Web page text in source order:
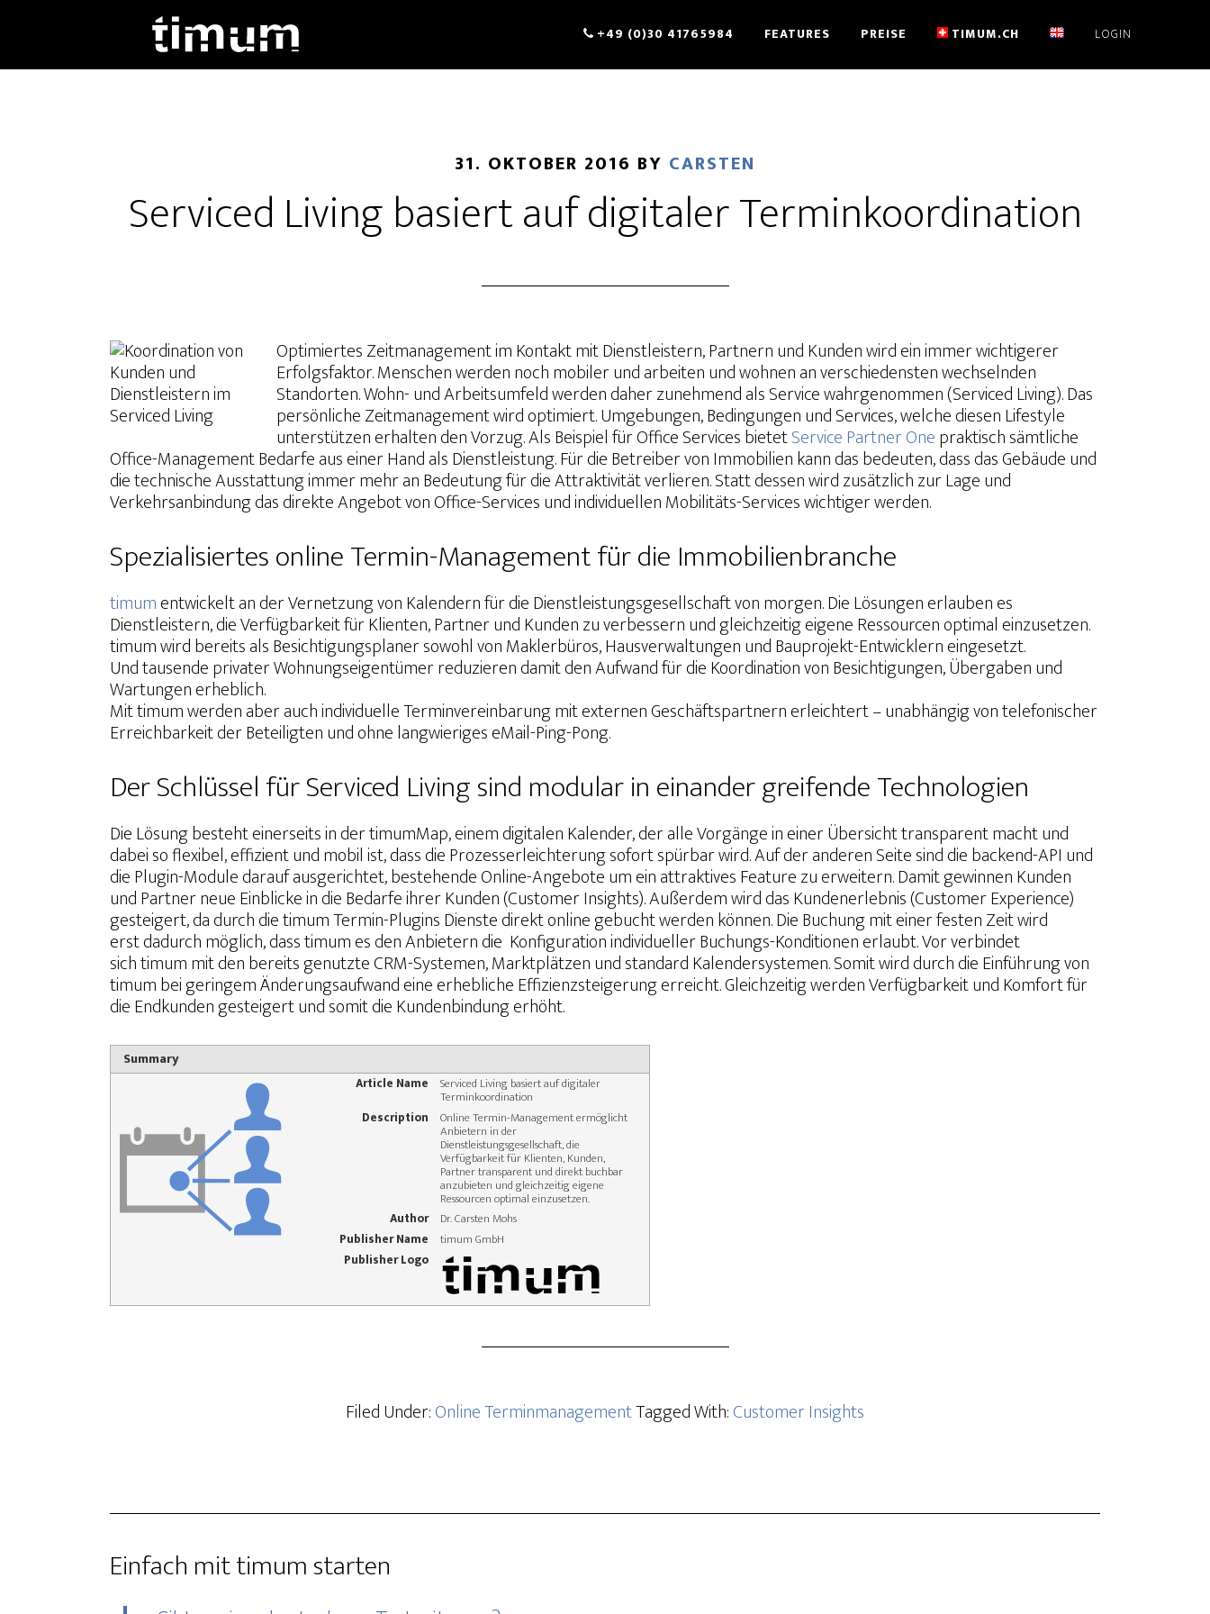
content
+49 (0)30 41765984 FEATURES PREISE TIMUM.CH LOGIN
31. OKTOBER 2016 BY CARSTEN
Serviced Living basiert auf digitaler Terminkoordination
Optimiertes Zeitmanagement im Kontakt mit Dienstleistern, Partnern und Kunden wird ein immer wichtigerer
Erfolgsfaktor. Menschen werden noch mobiler und arbeiten und wohnen an verschiedensten wechselnden
Standorten. Wohn- und Arbeitsumfeld werden daher zunehmend als Service wahrgenommen (Serviced Living). Das
persönliche Zeitmanagement wird optimiert. Umgebungen, Bedingungen und Services, welche diesen Lifestyle
unterstützen erhalten den Vorzug. Als Beispiel für Office Services bietetService Partner Onepraktisch sämtliche
Office-Management Bedarfe aus einer Hand als Dienstleistung. Für die Betreiber von Immobilien kann das bedeuten, dass das Gebäude und
die technische Ausstattung immer mehr an Bedeutung für die Attraktivität verlieren. Statt dessen wird zusätzlich zur Lage und
Verkehrsanbindung das direkte Angebot von Office-Services und individuellen Mobilitäts-Services wichtiger werden.
Spezialisiertes online Termin-Management für die Immobilienbranche
timumentwickelt an der Vernetzung von Kalendern für die Dienstleistungsgesellschaft von morgen. Die Lösungen erlauben es
Dienstleistern, die Verfügbarkeit für Klienten, Partner und Kunden zu verbessern und gleichzeitig eigene Ressourcen optimal einzusetzen.
timum wird bereits als Besichtigungsplaner sowohl von Maklerbüros, Hausverwaltungen und Bauprojekt-Entwicklern eingesetzt.
Und tausende privater Wohnungseigentümer reduzieren damit den Aufwand für die Koordination von Besichtigungen, Übergaben und
Wartungen erheblich.
Mit timum werden aber auch individuelle Terminvereinbarung mit externen Geschäftspartnern erleichtert – unabhängig von telefonischer
Erreichbarkeit der Beteiligten und ohne langwieriges eMail-Ping-Pong.
Der Schlüssel für Serviced Living sind modular in einander greifende Technologien
Die Lösung besteht einerseits in der timumMap, einem digitalen Kalender, der alle Vorgänge in einer Übersicht transparent macht und
dabei so flexibel, effizient und mobil ist, dass die Prozesserleichterung sofort spürbar wird. Auf der anderen Seite sind die backend-API und
die Plugin-Module darauf ausgerichtet, bestehende Online-Angebote um ein attraktives Feature zu erweitern. Damit gewinnen Kunden
und Partner neue Einblicke in die Bedarfe ihrer Kunden (Customer Insights). Außerdem wird das Kundenerlebnis (Customer Experience)
gesteigert, da durch die timum Termin-Plugins Dienste direkt online gebucht werden können. Die Buchung mit einer festen Zeit wird
erst dadurch möglich, dass timum es den Anbietern die Konfiguration individueller Buchungs-Konditionen erlaubt. Vor verbindet
sich timum mit den bereits genutzte CRM-Systemen, Marktplätzen und standard Kalendersystemen. Somit wird durch die Einführung von
timum bei geringem Änderungsaufwand eine erhebliche Effizienzsteigerung erreicht. Gleichzeitig werden Verfügbarkeit und Komfort für
die Endkunden gesteigert und somit die Kundenbindung erhöht.
Summary
Article Name Serviced Living basiert auf digitaler
Terminkoordination
Description
Online Termin-Management ermöglicht
Anbietern in der
Dienstleistungsgesellschaft, die
Verfügbarkeit für Klienten, Kunden,
Partner transparent und direkt buchbar
anzubieten und gleichzeitig eigene
Ressourcen optimal einzusetzen.
Author
Dr. Carsten Mohs
Publisher Name
timum GmbH
Publisher Logo
Filed Under:Online TerminmanagementTagged With:Customer Insights
Einfach mit timum starten